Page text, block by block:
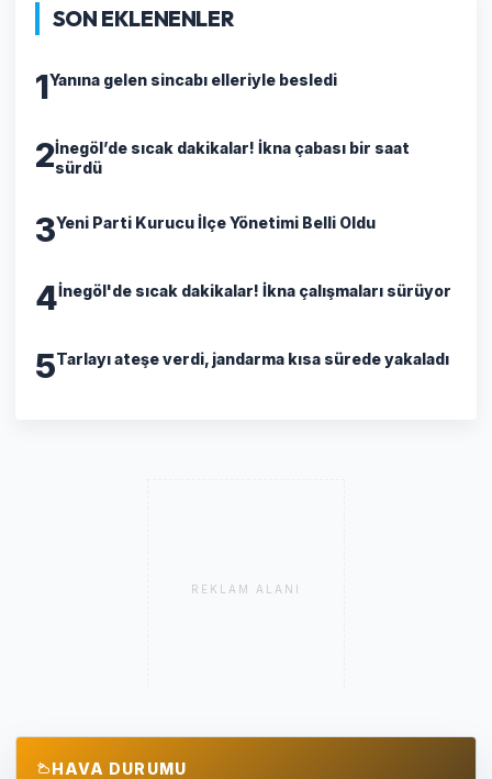
SON EKLENENLER
1Yanına gelen sincabı elleriyle besledi
2İnegöl’de sıcak dakikalar! İkna çabası bir saat
sürdü
3Yeni Parti Kurucu İlçe Yönetimi Belli Oldu
4İnegöl'de sıcak dakikalar! İkna çalışmaları sürüyor
5Tarlayı ateşe verdi, jandarma kısa sürede yakaladı
REKLAM ALANI
HAVA DURUMU